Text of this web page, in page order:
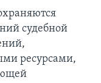
судебной
ресурсами,